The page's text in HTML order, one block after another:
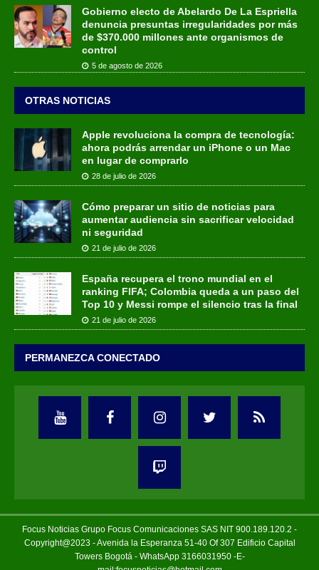
Gobierno electo de Abelardo De La Espriella
denuncia presuntas irregularidades por más
de $370.000 millones ante organismos de
control
5 de agosto de 2026
OTRAS NOTICIAS
Apple revoluciona la compra de tecnología:
ahora podrás arrendar un iPhone o un Mac
en lugar de comprarlo
28 de julio de 2026
Cómo preparar un sitio de noticias para
aumentar audiencia sin sacrificar velocidad
ni seguridad
21 de julio de 2026
España recupera el trono mundial en el
ranking FIFA; Colombia queda a un paso del
Top 10 y Messi rompe el silencio tras la final
21 de julio de 2026
PERMANEZCA CONECTADO
Focus Noticias Grupo Focus Comunicaciones SAS NIT 900.189.120.2 -
Copyright@2023 - Avenida la Esperanza 51-40 Of 307 Edificio Capital
Towers Bogotá - WhatsApp 3166031950 -E-